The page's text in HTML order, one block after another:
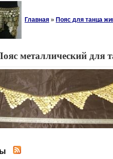
Главная » Пояс для танца
металлический для